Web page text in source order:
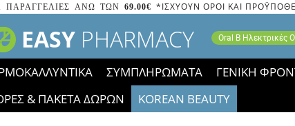
ΠΑΡΑΓΓΕΛΙΕΣ ΑΝΩ ΤΩΝ 69.00€ *ΙΣΧΥΟΥΝ ΟΡΟΙ ΚΑΙ
EASY PHARMACY Oral B Ηλεκτρικές
ΣΥΜΠΛΗΡΩΜΑΤΑ ΓΕΝΙΚΗ
& ΠΑΚΕΤΑ ΔΩΡΩΝ
KOREAN BEAUTY
των εκπτώσεων έφυγαν, οι χαμηλές μας τιμές